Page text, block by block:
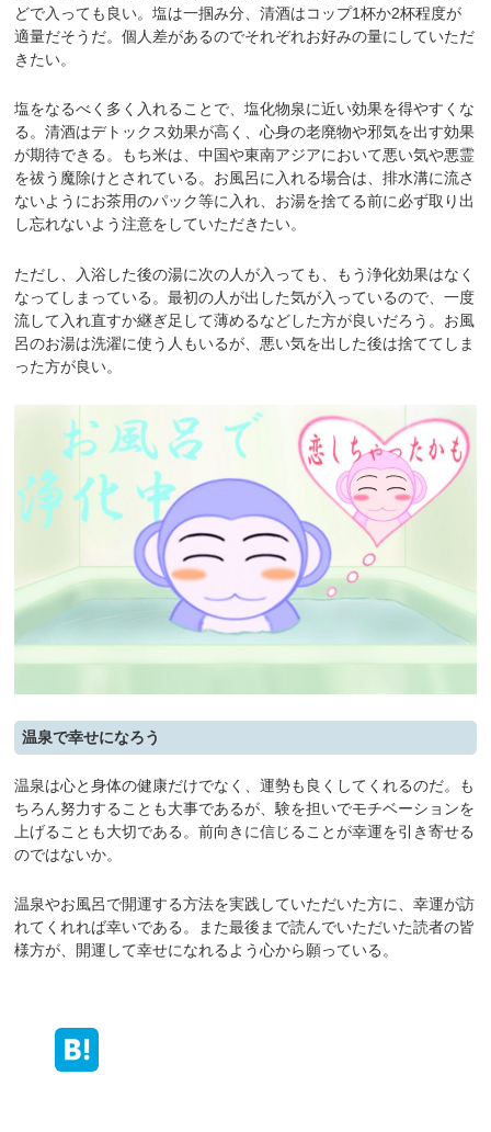
どで入っても良い。塩は一掴み分、清酒はコップ1杯か2杯程度が
適量だそうだ。個人差があるのでそれぞれお好みの量にしていただ
きたい。
塩をなるべく多く入れることで、塩化物泉に近い効果を得やすくな
る。清酒はデトックス効果が高く、心身の老廃物や邪気を出す効果
が期待できる。もち米は、中国や東南アジアにおいて悪い気や悪霊
を祓う魔除けとされている。お風呂に入れる場合は、排水溝に流さ
ないようにお茶用のパック等に入れ、お湯を捨てる前に必ず取り出
し忘れないよう注意をしていただきたい。
ただし、入浴した後の湯に次の人が入っても、もう浄化効果はなく
なってしまっている。最初の人が出した気が入っているので、一度
流して入れ直すか継ぎ足して薄めるなどした方が良いだろう。お風
呂のお湯は洗濯に使う人もいるが、悪い気を出した後は捨ててしま
った方が良い。
温泉で幸せになろう
温泉は心と身体の健康だけでなく、運勢も良くしてくれるのだ。も
ちろん努力することも大事であるが、験を担いでモチベーションを
上げることも大切である。前向きに信じることが幸運を引き寄せる
のではないか。
温泉やお風呂で開運する方法を実践していただいた方に、幸運が訪
れてくれれば幸いである。また最後まで読んでいただいた読者の皆
様方が、開運して幸せになれるよう心から願っている。